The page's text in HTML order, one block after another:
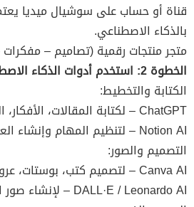
قناة أو حساب على سوشيال ميديا
بالذكاء الاصطناعي.
متجر منتجات رقمية (تصاميم –
الخطوة 2: استخدم أدوات الذكاء الاصطناعي لإنشاء المحتوى
الكتابة والتخطيط:
ChatGPT – لكتابة المقالات، الأفكار، السكربتات، التسويق.
Notion AI – لتنظيم المهام وإنشاء العروض.
التصميم والصور:
Canva AI – لتصميم كتب، بوستات، عروض تقديمية.
DALL·E / Leonardo AI – لإنشاء صور احترافية من النصوص.